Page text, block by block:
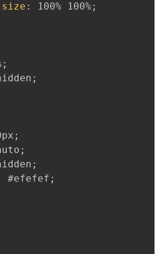
size : 100% 100%;
;
;
;
;
;
#efefef ;